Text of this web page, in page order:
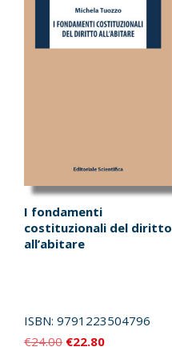
I fondamenti
costituzionali del diritto
all’abitare
ISBN: 9791223504796
€24.00 Il
€22.80Il